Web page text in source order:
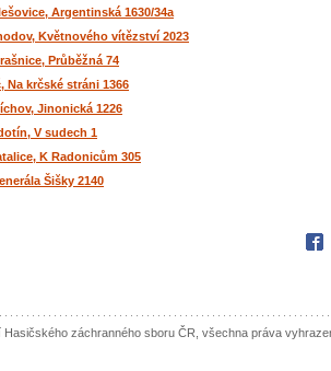
Argentinská 1630/34a
Květnového vítězství 2023
Průběžná 74
Na krčské stráni 1366
Jinonická 1226
V sudech 1
K Radonicům 305
Šišky 2140
záchranného sboru ČR, všechna práva